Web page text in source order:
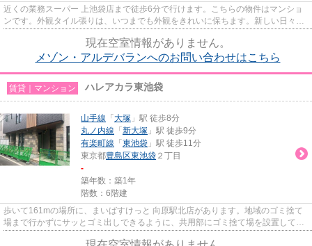
近くの業務スーパー 上池袋店まで徒歩6分で行けます。こちらの物件はマンショ
ンです。外観タイル張りは、いつまでも外観をきれいに保ちます。新しい日々を
現在空室情報がありません。
メゾン・アルデバランへのお問い合わせはこちら
賃貸｜マンション ハレアカラ東池袋
山手線 「 大塚 」駅 徒歩8分
丸ノ内線 「 新大塚 」駅 徒歩9分
有楽町線 「 東池袋 」駅 徒歩11分
東京都豊島区東池袋 ２丁目
-
築年数：築1年
階数：6階建
歩いて161mの場所に、まいばすけっと 向原駅北店があります。地域のゴミ捨て
場まで行かずにサッとゴミ出しできるように、共用部にゴミ捨て場を設置してお